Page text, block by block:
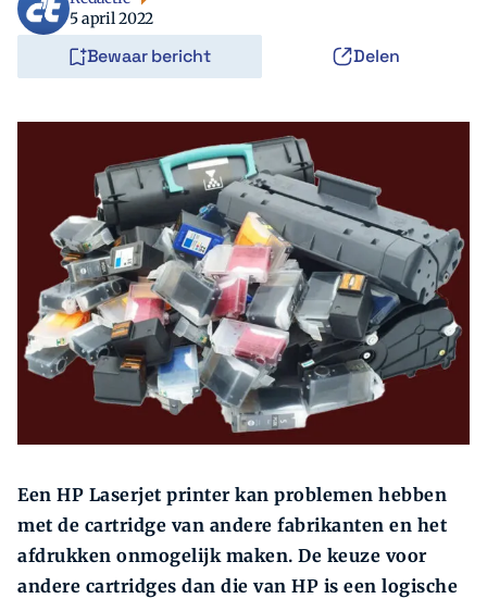
Zoeken
5 april 2022
Bewaar bericht Delen
Een HP Laserjet printer kan problemen hebben
met de cartridge van andere fabrikanten en het
afdrukken onmogelijk maken. De keuze voor
andere cartridges dan die van HP is een logische